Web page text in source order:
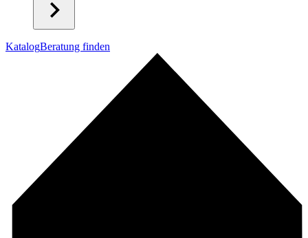
KatalogBeratung finden